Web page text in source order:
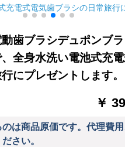
12ラベンダーパープ
シ子供
歯ブラシデュポンブ
全身水洗い電池式充
にプレゼントします。
￥
は商品原価です。代理費
さい。